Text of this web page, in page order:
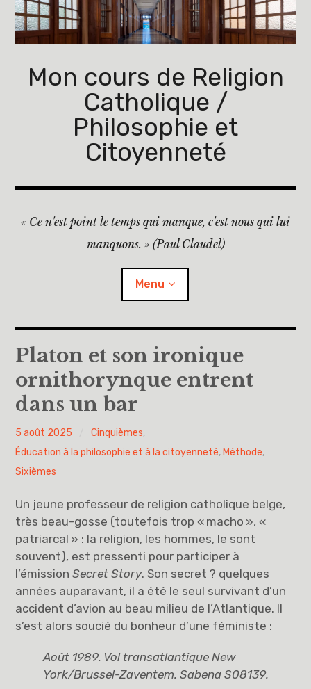
Accéder
contenu
Mon cours de Religion
Catholique /
Philosophie et
Citoyenneté
« Ce n'est point le temps qui manque, c'est nous qui lui
manquons. » (Paul Claudel)
Menu
Accueil
A propos
Cinquièmes
Sixièmes
Dieu
Libre pour me décider et m’engager
Éducation à la philosophie et à la citoyenneté
Platon et son ironique
ornithorynque entrent
dans un bar
PY
H
5 août 2025 Cinquièmes,
Éducation à la philosophie et à la citoyenneté, Méthode,
Sixièmes
Un jeune professeur de religion catholique belge,
très beau-gosse (toutefois trop « macho », «
patriarcal » : la religion, les hommes, le sont
souvent), est pressenti pour participer à
l’émissionSecret Story. Son secret ? quelques
années auparavant, il a été le seul survivant d’un
accident d’avion au beau milieu de l’Atlantique. Il
s’est alors soucié du bonheur d’une féministe :
Août 1989. Vol transatlantique New
York/Brussel-Zaventem. Sabena S08139.